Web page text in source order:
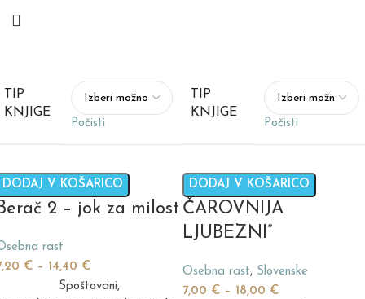
TIP
KNJIGE
Počisti
DODAJ V KOŠARICO
2 – jok za milost
rast
€ – 14,40 €
Spoštovani,
TIP
KNJIGE
Počisti
DODAJ V KOŠARICO
ČAROVNIJA
LJUBEZNI”
Osebna rast, Slovenske
7,00 € – 18,00 €